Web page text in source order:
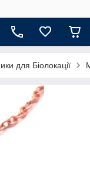
для Біолокації